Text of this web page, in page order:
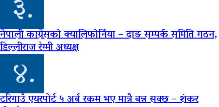
३.
नेपाली काग्रेसको क्यालिफोर्निया – दाङ सम्पर्क समिति गठन,
डिल्लीराज रेग्मी अध्यक्ष
४.
टरिगाउँ एयरपोर्ट ५ अर्ब रकम भए मात्रै बन्न सक्छ – शंकर